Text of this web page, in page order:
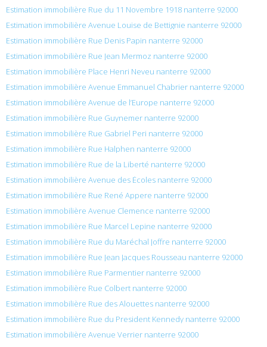
Estimation immobilière Rue du 11 Novembre 1918 nanterre 92000
Estimation immobilière Avenue Louise de Bettignie nanterre 92000
Estimation immobilière Rue Denis Papin nanterre 92000
Estimation immobilière Rue Jean Mermoz nanterre 92000
Estimation immobilière Place Henri Neveu nanterre 92000
Estimation immobilière Avenue Emmanuel Chabrier nanterre 92000
Estimation immobilière Avenue de l’Europe nanterre 92000
Estimation immobilière Rue Guynemer nanterre 92000
Estimation immobilière Rue Gabriel Peri nanterre 92000
Estimation immobilière Rue Halphen nanterre 92000
Estimation immobilière Rue de la Liberté nanterre 92000
Estimation immobilière Avenue des Écoles nanterre 92000
Estimation immobilière Rue René Appere nanterre 92000
Estimation immobilière Avenue Clemence nanterre 92000
Estimation immobilière Rue Marcel Lepine nanterre 92000
Estimation immobilière Rue du Maréchal Joffre nanterre 92000
Estimation immobilière Rue Jean Jacques Rousseau nanterre 92000
Estimation immobilière Rue Parmentier nanterre 92000
Estimation immobilière Rue Colbert nanterre 92000
Estimation immobilière Rue des Alouettes nanterre 92000
Estimation immobilière Rue du President Kennedy nanterre 92000
Estimation immobilière Avenue Verrier nanterre 92000